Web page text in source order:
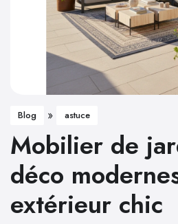
Blog » astuce
Mobilier de
déco
extérieur chic